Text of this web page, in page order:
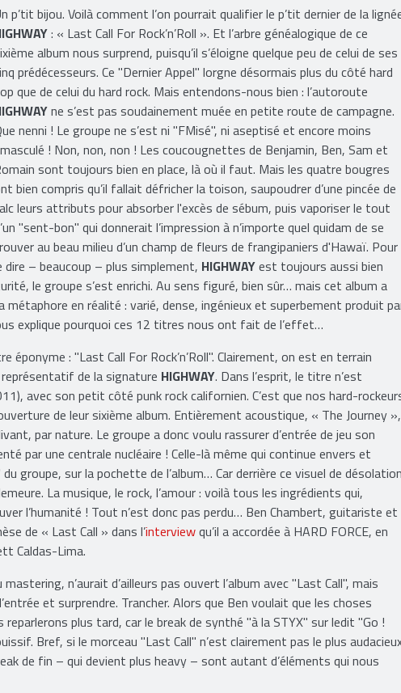
p’tit bijou. Voilà comment l’on pourrait qualifier le p’tit dernier de la lignée
: « Last Call For Rock’n’Roll ». Et l’arbre généalogique de ce
album nous surprend, puisqu’il s’éloigne quelque peu de celui de ses
prédécesseurs. Ce "Dernier Appel" lorgne désormais plus du côté hard
que de celui du hard rock. Mais entendons-nous bien : l’autoroute
ne s’est pas soudainement muée en petite route de campagne.
nenni ! Le groupe ne s’est ni "FMisé", ni aseptisé et encore moins
! Non, non, non ! Les coucougnettes de Benjamin, Ben, Sam et
sont toujours bien en place, là où il faut. Mais les quatre bougres
bien compris qu’il fallait défricher la toison, saupoudrer d’une pincée de
leurs attributs pour absorber l'excès de sébum, puis vaporiser le tout
"sent-bon" qui donnerait l’impression à n’importe quel quidam de se
au beau milieu d’un champ de fleurs de frangipaniers d'Hawaï. Pour
dire – beaucoup – plus simplement, HIGHWAYest toujours aussi bien
le groupe s’est enrichi. Au sens figuré, bien sûr… mais cet album a
en réalité : varié, dense, ingénieux et superbement produit par
éponyme : "Last Call For Rock’n’Roll". Clairement, on est en terrain
de la signatureHIGHWAY. Dans l’esprit, le titre n’est
avec son petit côté punk rock californien. C’est que nos hard-rockeurs
de leur sixième album. Entièrement acoustique, « The Journey »,
par nature. Le groupe a donc voulu rassurer d’entrée de jeu son
par une centrale nucléaire ! Celle-là même qui continue envers et
groupe, sur la pochette de l’album… Car derrière ce visuel de désolation
La musique, le rock, l’amour : voilà tous les ingrédients qui,
l’humanité ! Tout n’est donc pas perdu… Ben Chambert, guitariste et
de « Last Call » dans l’
n’aurait d’ailleurs pas ouvert l’album avec "Last Call", mais
et surprendre. Trancher. Alors que Ben voulait que les choses
plus tard, car le break de synthé "à la STYX" sur ledit "Go !
Bref, si le morceau "Last Call" n’est clairement pas le plus audacieux
de fin – qui devient plus heavy – sont autant d’éléments qui nous